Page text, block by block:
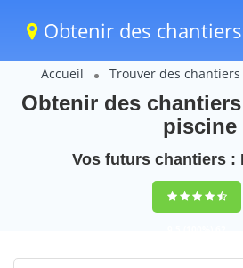
Obtenir des chantiers
Accueil Trouver des
Obtenir des
piscine
Vos futurs chantiers :
9,5(100%)62
votes